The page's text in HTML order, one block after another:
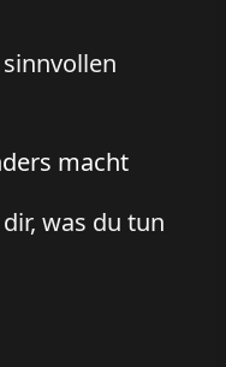
macht
was du tun